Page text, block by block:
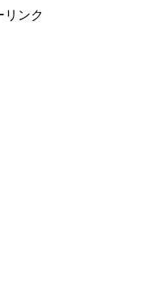
リンク